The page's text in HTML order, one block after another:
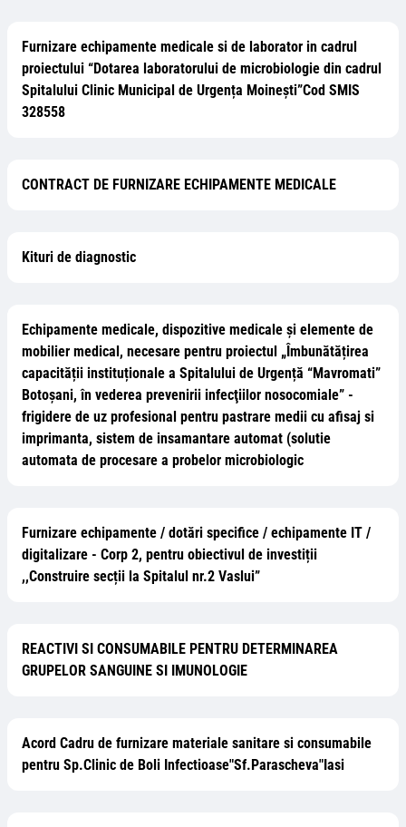
Furnizare echipamente medicale si de laborator in cadrul
proiectului “Dotarea laboratorului de microbiologie din cadrul
Spitalului Clinic Municipal de Urgența Moinești”Cod SMIS
328558
CONTRACT DE FURNIZARE ECHIPAMENTE MEDICALE
Kituri de diagnostic
Echipamente medicale, dispozitive medicale și elemente de
mobilier medical, necesare pentru proiectul „Îmbunătățirea
capacității instituționale a Spitalului de Urgență “Mavromati”
Botoșani, în vederea prevenirii infecţiilor nosocomiale” -
frigidere de uz profesional pentru pastrare medii cu afisaj si
imprimanta, sistem de insamantare automat (solutie
automata de procesare a probelor microbiologic
Furnizare echipamente / dotări specifice / echipamente IT /
digitalizare - Corp 2, pentru obiectivul de investiții
,,Construire secții la Spitalul nr.2 Vaslui”
REACTIVI SI CONSUMABILE PENTRU DETERMINAREA
GRUPELOR SANGUINE SI IMUNOLOGIE
Acord Cadru de furnizare materiale sanitare si consumabile
pentru Sp.Clinic de Boli Infectioase"Sf.Parascheva"Iasi